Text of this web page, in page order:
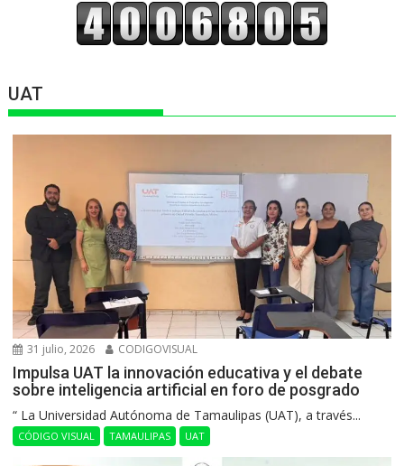
UAT
31 julio, 2026 CODIGOVISUAL
Impulsa UAT la innovación educativa y el debate
sobre inteligencia artificial en foro de posgrado
“ La Universidad Autónoma de Tamaulipas (UAT), a través...
CÓDIGO VISUAL TAMAULIPAS UAT